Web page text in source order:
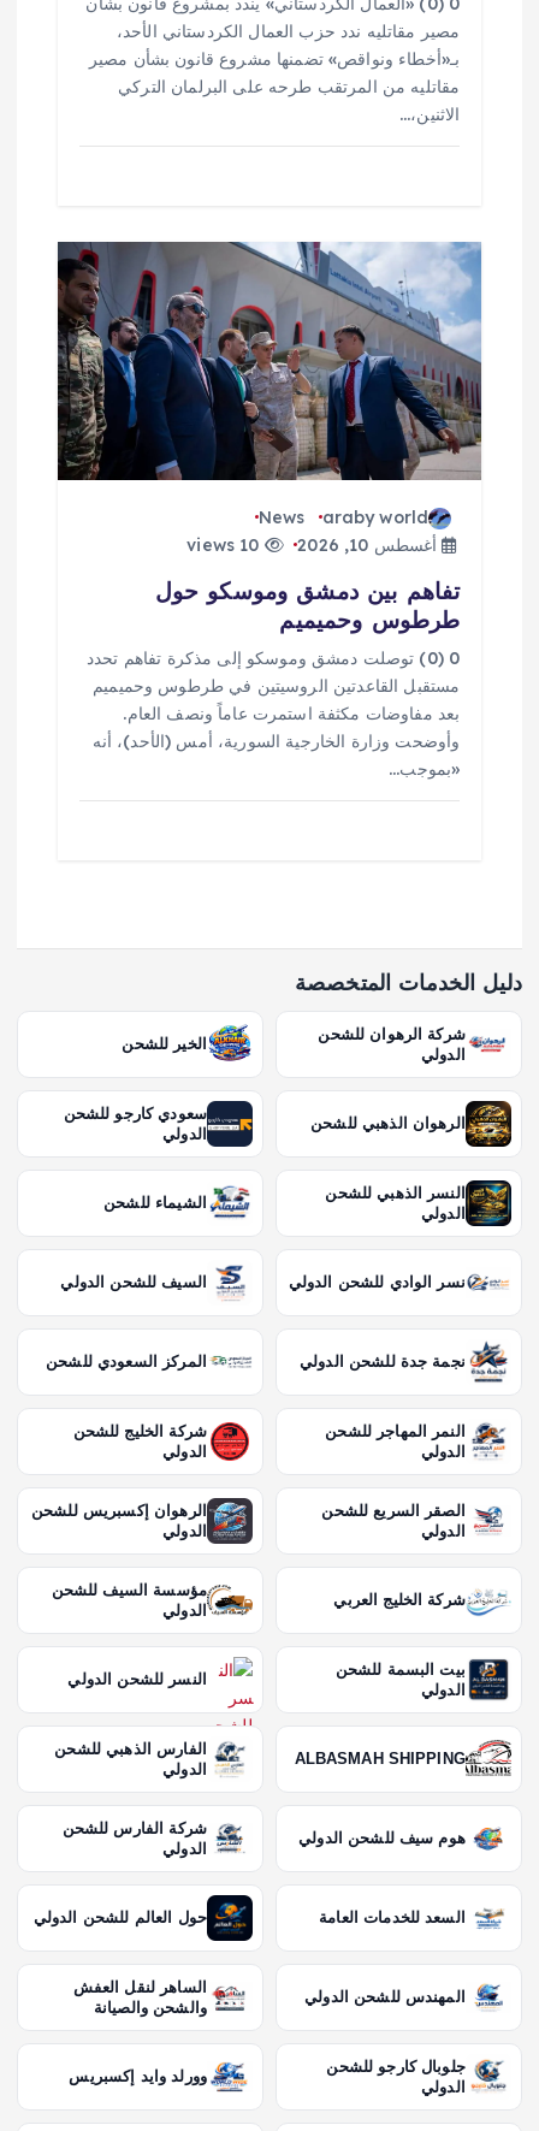
مصير مقاتليه ندد حزب العمال الكردستاني الأحد،
بـ«أخطاء ونواقص» تضمنها مشروع قانون بشأن مصير
مقاتليه من المرتقب طرحه على البرلمان التركي
الاثنين،…
araby world
News
أغسطس 10, 2026
تفاهم بين دمشق وموسكو حول
طرطوس وحميميم
0 (0) توصلت دمشق وموسكو إلى مذكرة تفاهم تحدد ​
مستقبل القاعدتين الروسيتين في طرطوس وحميميم
بعد مفاوضات مكثفة استمرت عاماً ونصف العام.
وأوضحت وزارة الخارجية السورية، أمس (الأحد)، أنه
«بموجب…
دليل الخدمات المتخصصة
شركة الرهوان للشحن
الدولي
الخير للشحن
الرهوان الذهبي للشحن
سعودي كارجو للشحن
الدولي
النسر الذهبي للشحن
الدولي
الشيماء للشحن
نسر الوادي للشحن الدولي السيف للشحن الدولي
نجمة جدة للشحن الدولي المركز السعودي للشحن
النمر المهاجر للشحن
الدولي
شركة الخليج للشحن
الدولي
الصقر السريع للشحن
الدولي
الرهوان إكسبريس للشحن
الدولي
شركة الخليج العربي
مؤسسة السيف للشحن
الدولي
بيت البسمة للشحن
الدولي
النسر للشحن الدولي
ALBASMAH SHIPPING
الفارس الذهبي للشحن
الدولي
هوم سيف للشحن الدولي
شركة الفارس للشحن
الدولي
السعد للخدمات العامة حول العالم للشحن الدولي
المهندس للشحن الدولي
الساهر لنقل العفش
والشحن والصيانة
جلوبال كارجو للشحن
الدولي
وورلد وايد إكسبريس